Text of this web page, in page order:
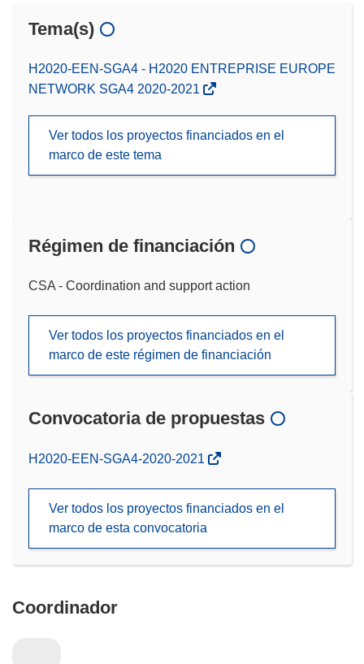
Tema(s)
H2020-EEN-SGA4 - H2020 ENTREPRISE EUROPE
NETWORK SGA4 2020-2021
Ver todos los proyectos financiados en el
marco de este tema
Régimen de financiación
CSA - Coordination and support action
Ver todos los proyectos financiados en el
marco de este régimen de financiación
Convocatoria de propuestas
(se
nueva
H2020-EEN-SGA4-2020-2021
Ver todos los proyectos financiados en el
marco de esta convocatoria
Coordinador